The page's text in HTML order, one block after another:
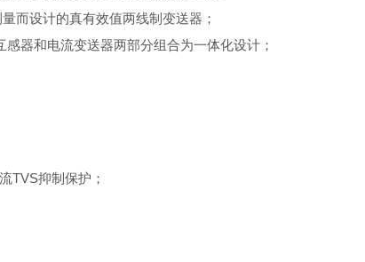
而设计的真有效值两线制变送器；
器和电流变送器两部分组合为一体化设计；
TVS抑制保护；